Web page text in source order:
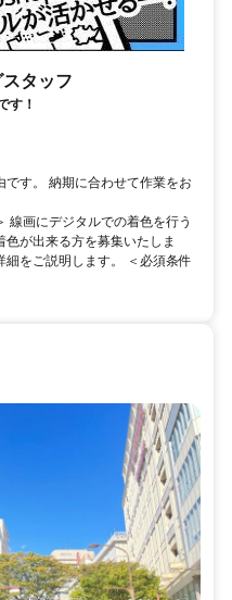
タッフ
す！
す。 納期に合わせて作業をお
線画にデジタルでの着色を行う
が出来る方を募集いたしま
をご説明します。 ＜必須条件